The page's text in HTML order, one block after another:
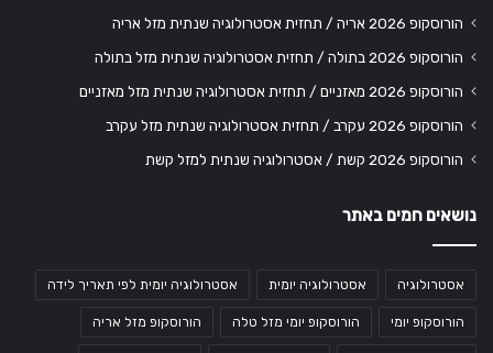
הורוסקופ 2026 אריה / תחזית אסטרולוגיה שנתית מזל אריה
הורוסקופ 2026 בתולה / תחזית אסטרולוגיה שנתית מזל בתולה
הורוסקופ 2026 מאזניים / תחזית אסטרולוגיה שנתית מזל מאזניים
הורוסקופ 2026 עקרב / תחזית אסטרולוגיה שנתית מזל עקרב
הורוסקופ 2026 קשת / אסטרולוגיה שנתית למזל קשת
נושאים חמים באתר
אסטרולוגיה אסטרולוגיה יומית אסטרולוגיה יומית לפי תאריך לידה
הורוסקופ יומי הורוסקופ יומי מזל טלה הורוסקופ מזל אריה